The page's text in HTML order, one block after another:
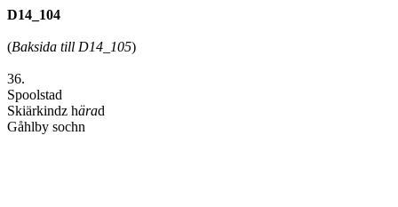
D14_104
(Baksida till D14_105)
36.
Spoolstad
Skiärkindz härad
Gåhlby sochn